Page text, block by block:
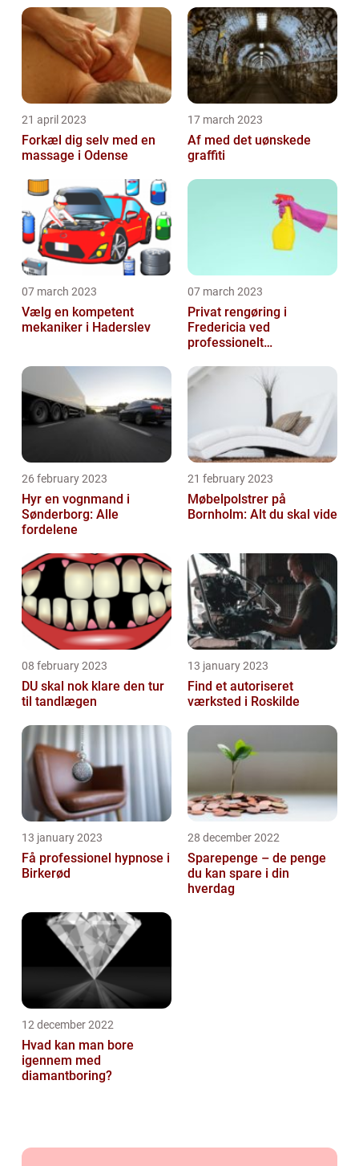
21 april 2023
Forkæl dig selv med en
massage i Odense
17 march 2023
Af med det uønskede
graffiti
07 march 2023
Vælg en kompetent
mekaniker i Haderslev
07 march 2023
Privat rengøring i
Fredericia ved
professionelt
26 february 2023
Hyr en vognmand i
Sønderborg: Alle
fordelene
21 february 2023
Møbelpolstrer på
Bornholm: Alt du skal vide
08 february 2023
DU skal nok klare den tur
til tandlægen
13 january 2023
Find et autoriseret
værksted i Roskilde
13 january 2023
Få professionel hypnose i
Birkerød
28 december 2022
Sparepenge – de penge
du kan spare i din
hverdag
12 december 2022
Hvad kan man bore
igennem med
diamantboring?